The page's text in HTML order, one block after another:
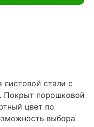
листовой стали с
Покрыт порошковой
цвет по
выбора